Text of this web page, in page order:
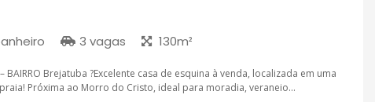
3 vagas 130m²
BAIRRO Brejatuba ?Excelente casa de esquina à venda, localizada em uma
Próxima ao Morro do Cristo, ideal para moradia, veraneio...